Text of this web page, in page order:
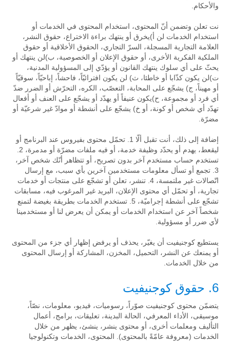
والأحكام.
نت تعلن وتضمن أنّ المحتوى، استخدام المحتوى في الخدمات أو
استخدام الخدمات لن أ)يخرق أو ينتهك براءة الاختراع، حقوق النشر،
العلامة التجارية المسجلة، السرّ التجاري، الحقوق الأخلاقية أو حقوق
الملكية الفكرية الأخرى، أو حقوق الإعلان أو الخصوصية، ب)لن ينتهك أو
يحثّ على أي سلوك ينتهك القانون أو يؤدّي إلى المسؤولية المدنية،
ت)لن يكون كذّابا أو خاطئا، ث) لن يكون افترائيّاً، فاحشاً، إباحيّاً، سوقيّاً
أو مهيناً، ج) يشجّع على المحابة، التعصّب، الكره، التحرّش أو الضرر ضدّ
أي فرد أو مجموعة، ح)يكون عنيفاً أو يهدّد أو يشجّع على العنف أو أفعال
تهدّد أي شخص أو كونة، أو خ) يشجّع على أنشطة أو موادّ غير شرعيّة أو
مضرّة.
إضافة إلى ذلك، أنت تقبل ألّا 1. تحمّل محتوى بفيروس عند البرنامج أو
تستخدم حساب مستخدم آخر بدون تصريح، أو تتظاهر أنّك شخص آخر،
3. تجمع أو تسأل معلومات مستخدمين آخرين بأي سبب، مع إرسال
اتّصالات غير ملتمسة، 4. تنشر، تعلن أو تشجّع على منتجات أو خدمات
تجارية، أو تحمّل أي محتوى الإعلان، البريد غير المرغوب فيه، مسابقات
تشجّع على أنشطة إجراميّة، 5. تستخدم الخدمات بطريقة بغيضة لتمنع
شخصاً آخر عن استخدام الخدمات أو يمكن أن يعرض لنا أو مستخدمينا
لأي ضرر أو مسؤولية.
يستطيع كوجنيفيت أن يغيّر، يحذف أو يرفض إظهار أي جزء من المحتوى
أو يمنعك عن النشر، التحميل، المخزن، المشاركة أو إرسال المحتوى
من خلال الخدمات.
6. حقوق كوجنيفيت
يتضمّن محتوى كوجنيفيت صوّراً، رسوميات، فيديو، معلومات، نصّاً،
موسيقى، الأداء المعرفي، الحالة البدينة، تعليقات، برامج، أعمال
التأليف ومعلمات أخرى، أو محتوى ينشر، ينشئ، يظهر من خلال
الخدمات (معروفة عامّةً بالمحتوى). المحتوى، الخدمات وتكنولوجيا